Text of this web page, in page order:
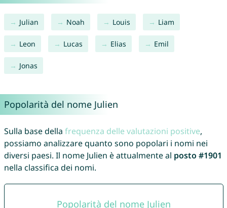
Julian Noah Louis Liam
Leon Lucas Elias Emil
Jonas
Popolarità del nome Julien
Sulla base della frequenza delle valutazioni positive,
possiamo analizzare quanto sono popolari i nomi nei
diversi paesi. Il nome Julien è attualmente al posto #1901
nella classifica dei nomi.